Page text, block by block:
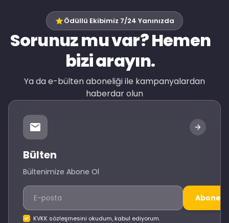
Ödüllü Ekibimiz 7/24 Yanınızda
Sorunuz mu var? Hemen
bizi arayın.
Ya da e-bülten aboneliği ile kampanyalardan
haberdar olun
Bülten
Bültenimize Abone Ol
Abone
KVKK sözleşmesini okudum, kabul ediyorum.